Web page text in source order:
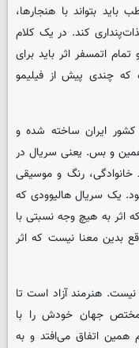
بتواند با هنجارها،
کند. در یک کلام
اتمسفر اثر باید برای
که چندی پیش از فیلیمو
ایران ساخته شده و
و بس. یعنی سریال در
خانوادگی، رنگ و موسیقی
یک سریال هالیوودی که
اثر به هیچ وجه نسبتی با
بدین معنا نیست که اثر
هنرمند آزاد است تا
جهان خودش را با
همین اتفاق می‌افتد و به